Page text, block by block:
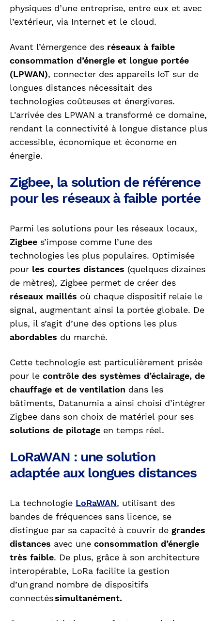
physiques d’une entreprise, entre eux et avec
l’extérieur, via Internet et le cloud.
Avant l’émergence des réseaux à faible
consommation d’énergie et longue portée
(LPWAN), connecter des appareils IoT sur de
longues distances nécessitait des
technologies coûteuses et énergivores.
L'arrivée des LPWAN a transformé ce domaine,
rendant la connectivité à longue distance plus
accessible, économique et économe en
énergie.
Zigbee, la solution de référence
pour les réseaux à faible portée
Parmi les solutions pour les réseaux locaux,
Zigbee s’impose comme l’une des
technologies les plus populaires. Optimisée
pour les courtes distances (quelques dizaines
de mètres), Zigbee permet de créer des
réseaux maillés où chaque dispositif relaie le
signal, augmentant ainsi la portée globale. De
plus, il s’agit d’une des options les plus
abordables du marché.
Cette technologie est particulièrement prisée
pour le contrôle des systèmes d’éclairage, de
chauffage et de ventilation dans les
bâtiments, Datanumia a ainsi choisi d’intégrer
Zigbee dans son choix de matériel pour ses
solutions de pilotage en temps réel.
LoRaWAN : une solution
adaptée aux longues distances
La technologie LoRaWAN, utilisant des
bandes de fréquences sans licence, se
distingue par sa capacité à couvrir de grandes
distances avec une consommation d’énergie
très faible. De plus, grâce à son architecture
interopérable, LoRa facilite la gestion
d’un grand nombre de dispositifs
connectéssimultanément.